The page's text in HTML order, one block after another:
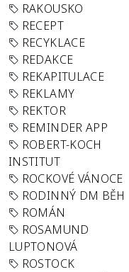
RAKOUSKO
RECEPT
RECYKLACE
REDAKCE
REKAPITULACE
REKLAMY
REKTOR
REMINDER APP
ROBERT-KOCH
INSTITUT
ROCKOVÉ VÁNOCE
RODINNÝ DM BĚH
ROMÁN
ROSAMUND
LUPTONOVÁ
ROSTOCK